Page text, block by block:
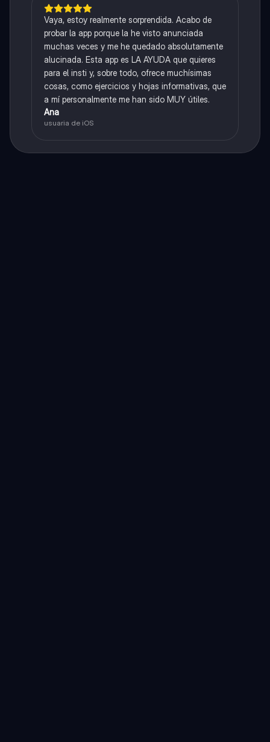
Vaya, estoy realmente sorprendida. Acabo de
probar la app porque la he visto anunciada
muchas veces y me he quedado absolutamente
alucinada. Esta app es LA AYUDA que quieres
para el insti y, sobre todo, ofrece muchísimas
cosas, como ejercicios y hojas informativas, que
a mí personalmente me han sido MUY útiles.
Ana
usuaria de iOS